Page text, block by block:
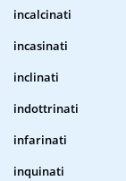
incalcinati
incasinati
inclinati
indottrinati
infarinati
inquinati